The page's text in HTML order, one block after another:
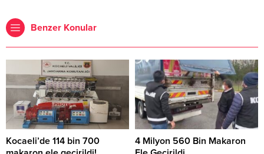
Benzer Konular
Kocaeli’de 114 bin 700
4 Milyon 560 Bin Makaron